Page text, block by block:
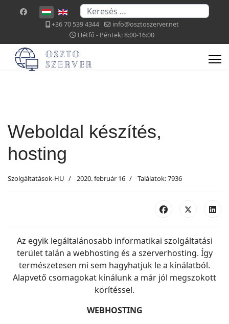
Válasszon nyelvet
Keresés...
+36 70 539 4344
info@osztoszerver.net
Hétfő - Péntek: 8:00-16:00
Weboldal készítés,
hosting
Szolgáltatások-HU 2020. február 16 Találatok: 7936
Az egyik legáltalánosabb informatikai szolgáltatási
terület talán a webhosting és a szerverhosting. Így
természetesen mi sem hagyhatjuk le a kínálatból.
Alapvető csomagokat kínálunk a már jól megszokott
körítéssel.
WEBHOSTING